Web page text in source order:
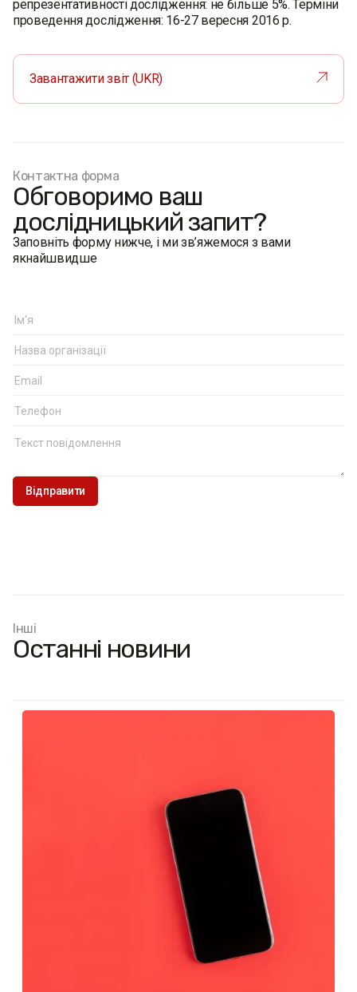
репрезентативності дослідження: не більше 5%. Терміни
проведення дослідження: 16-27 вересня 2016 р.
Завантажити звіт (UKR)
Контактна форма
Обговоримо ваш
дослідницький запит?
Заповніть форму нижче, і ми зв’яжемося з вами
якнайшвидше
Інші
Останні новини